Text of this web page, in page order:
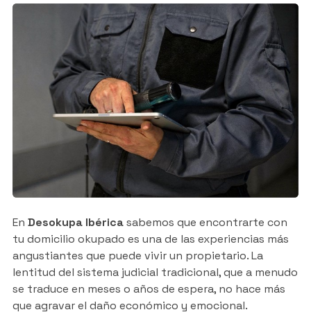
Sevilla
Vélez-Málaga
En Desokupa Ibéricasabemos que encontrarte con
tu domicilio okupado es una de las experiencias más
angustiantes que puede vivir un propietario. La
lentitud del sistema judicial tradicional, que a menudo
se traduce en meses o años de espera, no hace más
que agravar el daño económico y emocional.